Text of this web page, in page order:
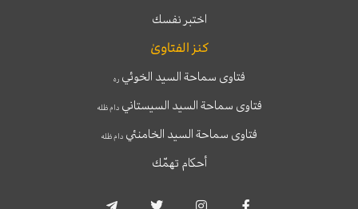
اختبر نفسك
كنز الفتاوىٰ
فتاوى سماحة السيد الخوئيره
فتاوى سماحة السيد السيستانيدام ظله
فتاوى سماحة السيد الخامنئي دام ظله
أحكام تهمّك
a